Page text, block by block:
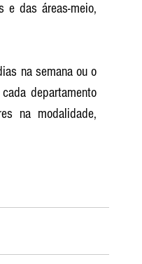
e das áreas-meio,
na semana ou o
departamento
na modalidade,